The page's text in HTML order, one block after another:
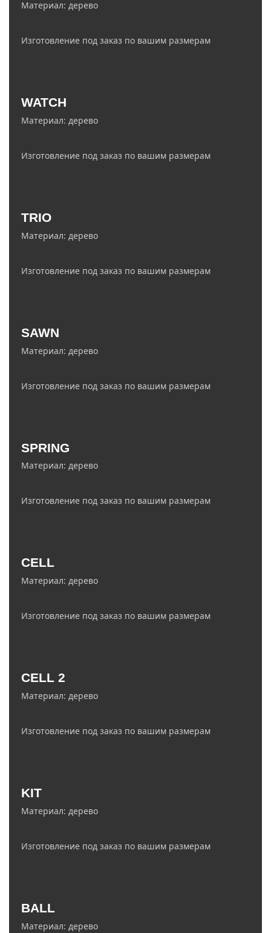
Материал: дерево
Изготовление под заказ по вашим размерам
+7 (927) 468-85-75
WATCH
Материал: дерево
Изготовление под заказ по вашим размерам
8 (843) 245-68-58
TRIO
Материал: дерево
Изготовление под заказ по вашим размерам
+7 (927) 468-85-75
SAWN
Материал: дерево
Изготовление под заказ по вашим размерам
8 (843) 245-68-58
SPRING
Материал: дерево
Изготовление под заказ по вашим размерам
8 (843) 245-68-58
CELL
Материал: дерево
Изготовление под заказ по вашим размерам
8 (843) 245-68-58
CELL 2
Материал: дерево
Изготовление под заказ по вашим размерам
+7 (927) 468-85-75
KIT
Материал: дерево
Изготовление под заказ по вашим размерам
8 (843) 245-68-58
BALL
Материал: дерево